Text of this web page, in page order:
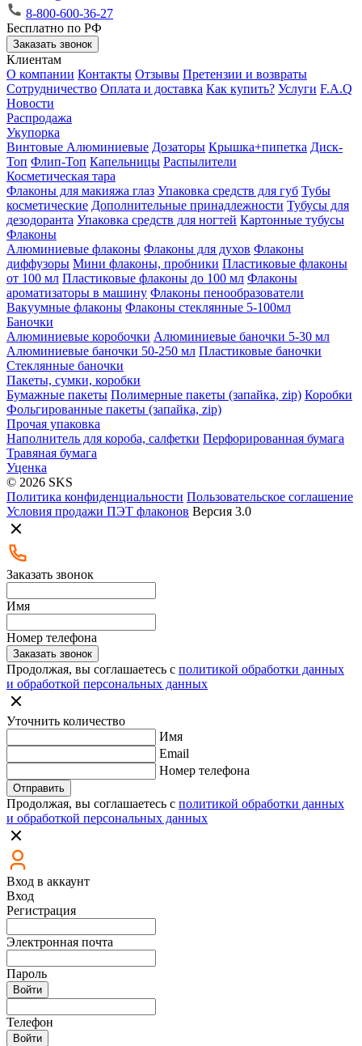
8-800-600-36-27
Бесплатно по РФ
Заказать звонок
Клиентам
О компании Контакты Отзывы Претензии и возвраты
Сотрудничество Оплата и доставка Как купить? Услуги F.A.Q
Новости
Распродажа
Укупорка
Винтовые Алюминиевые Дозаторы Крышка+пипетка Диск-
Топ Флип-Топ Капельницы Распылители
Косметическая тара
Флаконы для макияжа глаз Упаковка средств для губ Тубы
косметические Дополнительные принадлежности Тубусы для
дезодоранта Упаковка средств для ногтей Картонные тубусы
Флаконы
Алюминиевые флаконы Флаконы для духов Флаконы
диффузоры Мини флаконы, пробники Пластиковые флаконы
от 100 мл Пластиковые флаконы до 100 мл Флаконы
ароматизаторы в машину Флаконы пенообразователи
Вакуумные флаконы Флаконы стеклянные 5-100мл
Баночки
Алюминиевые коробочки Алюминиевые баночки 5-30 мл
Алюминиевые баночки 50-250 мл Пластиковые баночки
Стеклянные баночки
Пакеты, сумки, коробки
Бумажные пакеты Полимерные пакеты (запайка, zip) Коробки
Фольгированные пакеты (запайка, zip)
Прочая упаковка
Наполнитель для короба, салфетки Перфорированная бумага
Травяная бумага
Уценка
© 2026 SKS
Политика конфиденциальности Пользовательское соглашение
Условия продажи ПЭТ флаконов Версия 3.0
Заказать звонок
Имя
Номер телефона
Заказать звонок
Продолжая, вы соглашаетесь с политикой обработки данных
и обработкой персональных данных
Уточнить количество
Имя
Email
Номер телефона
Отправить
Продолжая, вы соглашаетесь с политикой обработки данных
и обработкой персональных данных
Вход в аккаунт
Вход
Регистрация
Электронная почта
Пароль
Войти
Телефон
Войти